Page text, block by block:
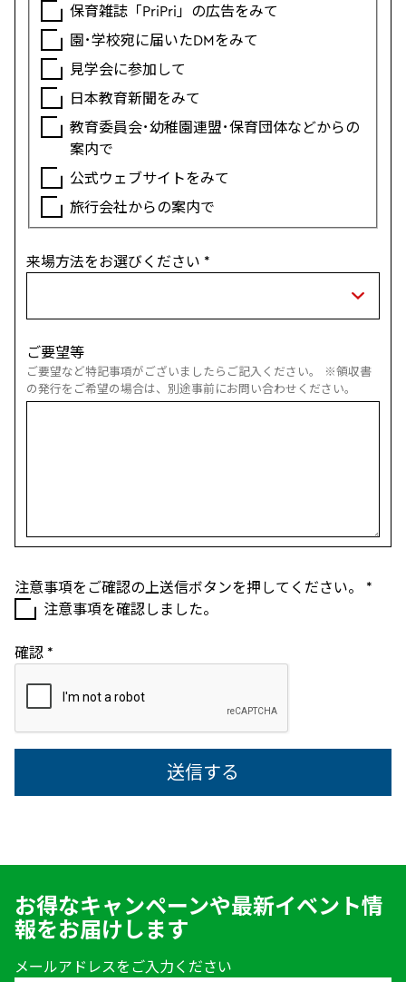
保育雑誌「PriPri」の広告をみて
園･学校宛に届いたDMをみて
見学会に参加して
日本教育新聞をみて
教育委員会･幼稚園連盟･保育団体などからの
案内で
公式ウェブサイトをみて
旅行会社からの案内で
来場方法をお選びください *
ご要望等
ご要望など特記事項がございましたらご記入ください。 ※領収書
の発行をご希望の場合は、別途事前にお問い合わせください。
注意事項をご確認の上送信ボタンを押してください。 *
注意事項を確認しました。
確認 *
お得なキャンペーンや最新イベント情
報をお届けします
メールアドレスをご入力ください